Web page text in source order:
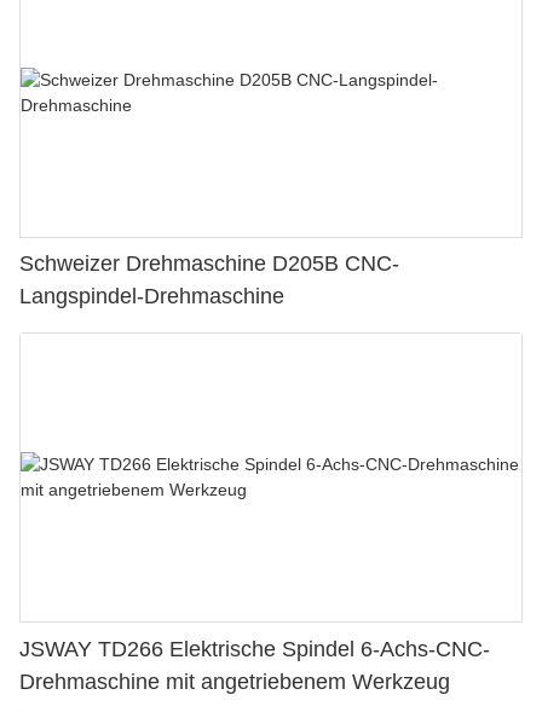
Schweizer Drehmaschine D205B CNC-
Langspindel-Drehmaschine
JSWAY TD266 Elektrische Spindel 6-Achs-CNC-
Drehmaschine mit angetriebenem Werkzeug